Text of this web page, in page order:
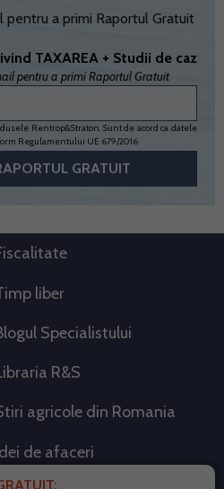
pentru a primi Raportul Gratuit
TAXAREA + Studii de caz
pentru a primi Raportul Gratuit
Rentrop&Straton. Sunt de acord ca datele
Regulamentului UE 679/2016
liber
Specialistului
R&S
agricole din Romania
de afaceri